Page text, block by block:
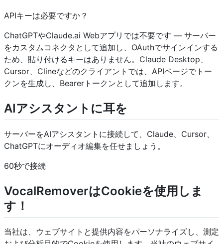
APIキーは必要ですか？
ChatGPTやClaude.ai Webアプリでは不要です — サーバー
をカスタムコネクタとして追加し、OAuthでサインインする
ため、貼り付けるキーはありません。Claude Desktop、
Cursor、Clineなどのクライアントでは、APIページでトー
クンを生成し、Bearerトークンとして追加します。
AIアシスタントに耳を
サーバーをAIアシスタントに接続して、Claude、Cursor、
ChatGPTにオーディオ編集を任せましょう。
60秒で接続
VocalRemoverはCookieを使用しま
す！
当社は、ウェブサイトと提供内容をパーソナライズし、測定